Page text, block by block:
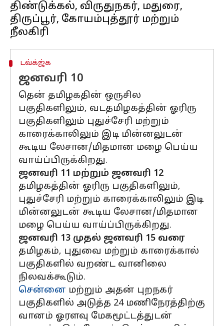
திண்டுக்கல், விருதுநகர், மதுரை,
திருப்பூர், கோயம்புத்தூர் மற்றும்
டவ்க்ஜ்க
ஜனவரி 10
தென் தமிழகதின் ஒருசில
பகுதிகளிலும், வடதமிழகத்தின் ஓரிரு
பகுதிகளிலும் புதுச்சேரி மற்றும்
காரைக்காலிலும் இடி மின்னலுடன்
கூடிய லேசான/மிதமான மழை பெய்ய
வாய்ப்பிருக்கிறது.
ஜனவரி 11 மற்றும் ஜனவரி 12
தமிழகத்தின் ஓரிரு பகுதிகளிலும்,
புதுச்சேரி மற்றும் காரைக்காலிலும் இடி
மின்னலுடன் கூடிய லேசான/மிதமான
மழை பெய்ய வாய்ப்பிருக்கிறது.
ஜனவரி 13 முதல் ஜனவரி 15 வரை
தமிழகம், புதுவை மற்றும் காரைக்கால்
பகுதிகளில் வறண்ட வானிலை
நிலவக்கூடும்.
சென்னை மற்றும் அதன் புறநகர்
பகுதிகளில் அடுத்த 24 மணிநேரத்திற்கு
வானம் ஓரளவு மேகமூட்டத்துடன்